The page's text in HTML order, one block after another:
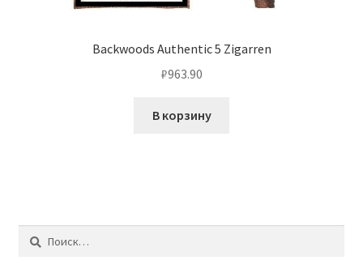
Backwoods Authentic 5 Zigarren
₽963.90
В корзину
Найти: